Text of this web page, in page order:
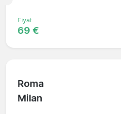
Fiyat
69 €
Roma
Milan